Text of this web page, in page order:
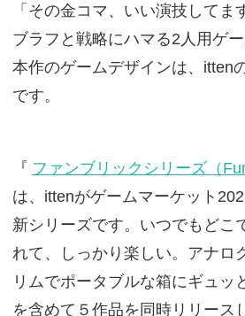
「その金コマ、いい演技してま
ブラフと戦略にハマる2人用ゲー
本作のゲームデザインは、itten
です。
『 ファンブリックシリーズ（
は、ittenがゲームマーケット
新シリーズです。いつでもどこ
れて、しっかり楽しい。アナロ
リムでポータブルな箱にギュッ
を含めて５作品を同時リリース